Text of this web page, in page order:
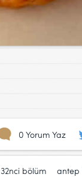
0 Yorum Yaz
32nci bölüm antep